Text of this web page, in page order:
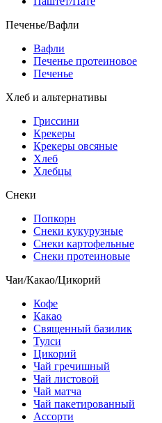
Печенье/Вафли
Вафли
Печенье протеиновое
Печенье
Хлеб и альтернативы
Гриссини
Крекеры
Крекеры овсяные
Хлеб
Хлебцы
Снеки
Попкорн
Снеки кукурузные
Снеки картофельные
Снеки протеиновые
Чаи/Какао/Цикорий
Кофе
Какао
Священный базилик
Тулси
Цикорий
Чай гречишный
Чай листовой
Чай матча
Чай пакетированный
Ассорти